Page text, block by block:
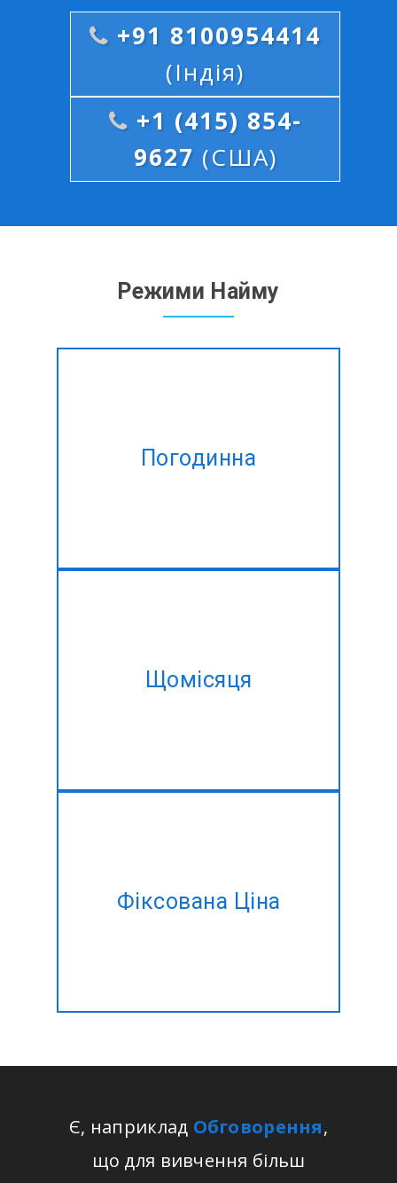
+91 8100954414
(Індія)
+1 (415) 854-
9627 (США)
Режими Найму
Погодинна
погодинній основі,
Щомісяця
придбати один і той ж # # #
@ @ @ # # розвитку# в
Фіксована Ціна
часу, щоб управляти?
Давайте зробимо це для вас
Є, наприклад Обговорення,
що для вивчення більш